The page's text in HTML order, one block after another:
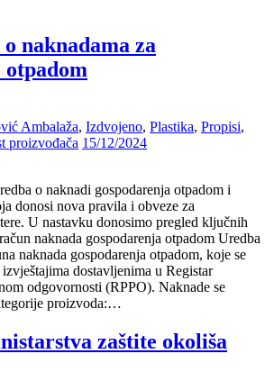
naknadama za
otpadom
Ambalaža, Izdvojeno, Plastika, Propisi,
proizvođača 15/12/2024
o naknadi gospodarenja otpadom i
donosi nova pravila i obveze za
U nastavku donosimo pregled ključnih
naknada gospodarenja otpadom Uredba
naknada gospodarenja otpadom, koje se
dostavljenima u Registar
odgovornosti (RPPO). Naknade se
proizvoda:…
zaštite okoliša